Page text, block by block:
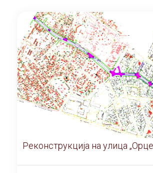
Реконструкција на улица